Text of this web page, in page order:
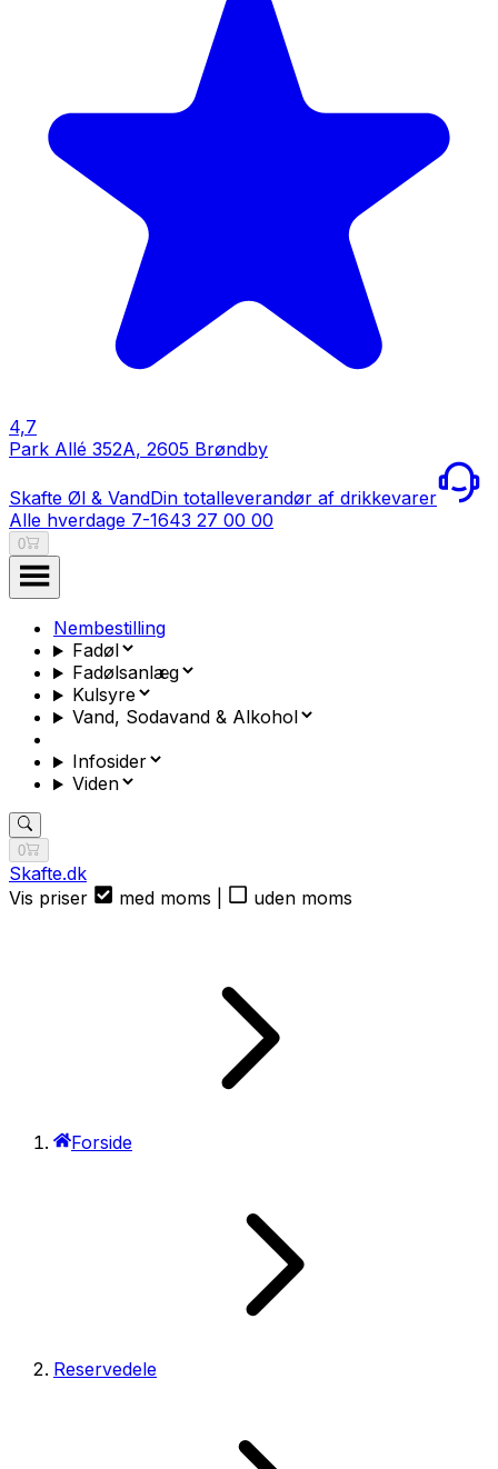
4,7
Park Allé 352A, 2605 Brøndby
Skafte Øl & VandDin totalleverandør af drikkevarer
Alle hverdage 7-1643 27 00 00
0
Nembestilling
Fadøl
Fadølsanlæg
Kulsyre
Vand, Sodavand & Alkohol
Infosider
Viden
0
Skafte.dk
Vis priser
med moms uden moms
Forside
Reservedele